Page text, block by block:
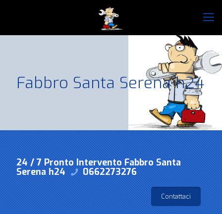
Fabbro Santa Serena h24
24 / 7 Pronto Intervento Fabbro Santa
Serena h24 0662273276
Contattaci